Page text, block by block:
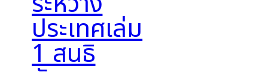
ประเทศเล่ม
1 สนธิ